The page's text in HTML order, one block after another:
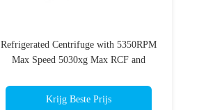
Refrigerated Centrifuge with 5350RPM
Max Speed 5030xg Max RCF and
Krijg Beste Prijs